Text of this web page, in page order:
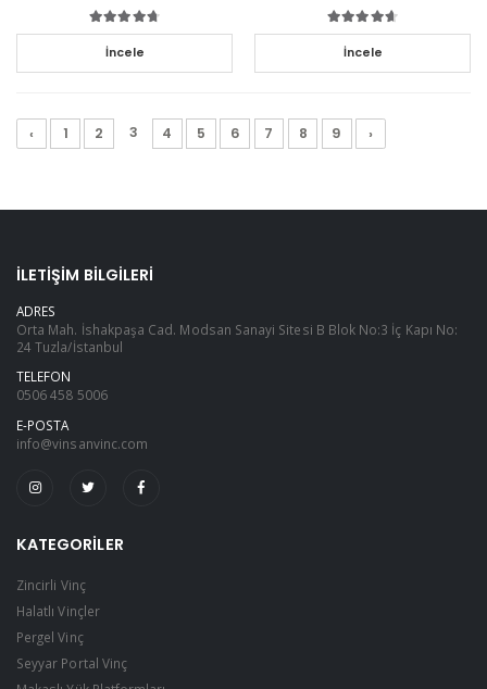
İncele İncele
‹ 1 2 3 4 5 6 7 8 9 ›
İLETIŞIM BILGILERI
ADRES
Orta Mah. İshakpaşa Cad. Modsan Sanayi Sitesi B Blok No:3 İç Kapı No:
24 Tuzla/İstanbul
TELEFON
0506 458 5006
E-POSTA
info@vinsanvinc.com
KATEGORILER
Zincirli Vinç
Halatlı Vinçler
Pergel Vinç
Seyyar Portal Vinç